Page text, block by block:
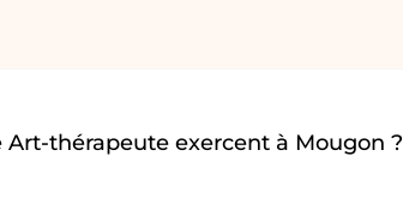
thérapeute exercent à Mougon ?